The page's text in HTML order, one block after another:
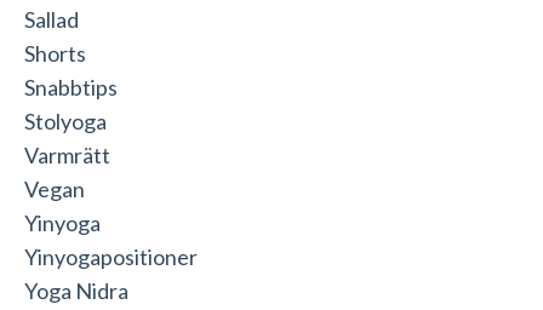
Sallad
Shorts
Snabbtips
Stolyoga
Varmrätt
Vegan
Yinyoga
Yinyogapositioner
Yoga Nidra